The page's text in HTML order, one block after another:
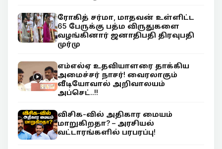
ரோகித் சர்மா, மாதவன் உள்ளிட்ட
65 பேருக்கு பத்ம விருதுகளை
வழங்கினார் ஜனாதிபதி திரவுபதி
முர்மு
எம்எல்ஏ உதவியாளரை தாக்கிய
அமைச்சர் நாசர்! வைரலாகும்
வீடியோவால் அறிவாலயம்
அப்செட்..!!
விசிக-வில் அதிகார மையம்
மாறுகிறதா? – அரசியல்
வட்டாரங்களில் பரபரப்பு!